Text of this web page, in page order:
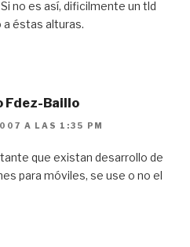
no es así, dificilmente un tld
a éstas alturas.
Fdez-Baillo
A LAS 1:35 PM
que existan desarrollo de
para móviles, se use o no el